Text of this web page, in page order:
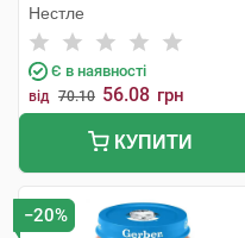
Нестле
Є в наявності
від 70.10 56.08 грн
КУПИТИ
−20%